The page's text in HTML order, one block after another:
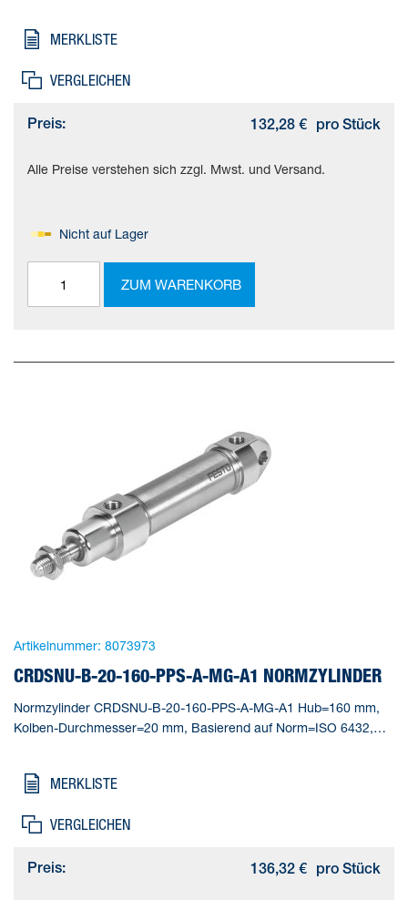
MERKLISTE
VERGLEICHEN
Preis: 132,28 € pro Stück
Alle Preise verstehen sich zzgl. Mwst. und Versand.
Nicht auf Lager
ZUM WARENKORB
Artikelnummer: 8073973
CRDSNU-B-20-160-PPS-A-MG-A1 NORMZYLINDER
Normzylinder CRDSNU-B-20-160-PPS-A-MG-A1 Hub=160 mm,
Kolben-Durchmesser=20 mm, Basierend auf Norm=ISO 6432,
MERKLISTE
VERGLEICHEN
Preis: 136,32 € pro Stück